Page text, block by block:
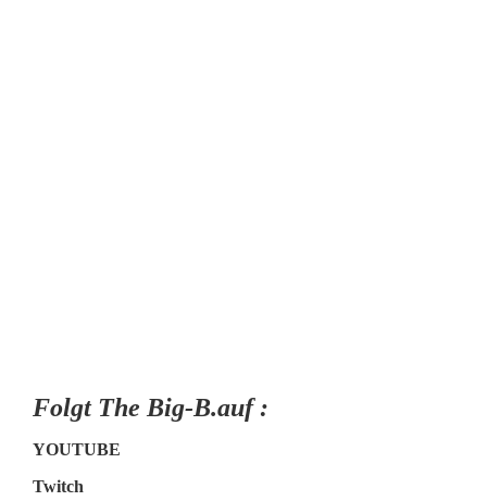
Folgt The Big-B.auf :
YOUTUBE
Twitch